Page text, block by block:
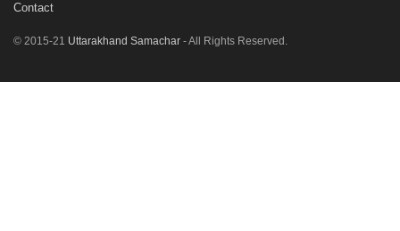
Contact
© 2015-21 Uttarakhand Samachar - All Rights Reserved.